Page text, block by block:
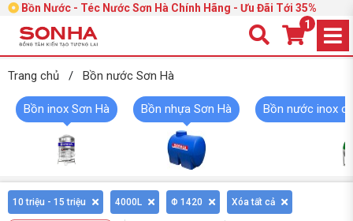
Bồn Nước - Téc Nước Sơn Hà Chính Hãng - Ưu Đãi Tới 35%
1
Trang chủ / Bồn nước Sơn Hà
Bồn inox Sơn Hà Bồn nhựa Sơn Hà Bồn nước inox
10 triệu - 15 triệu 4000L Φ 1420 Xóa tất cả